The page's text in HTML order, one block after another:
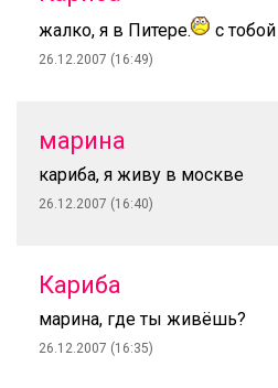
жалко, я в Питере. с
26.12.2007 (16:49)
марина
кариба, я живу в москве
26.12.2007 (16:40)
Кариба
марина, где ты живёшь?
26.12.2007 (16:35)